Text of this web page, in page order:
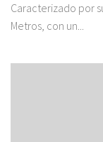
Caracterizado por
Metros, con un...